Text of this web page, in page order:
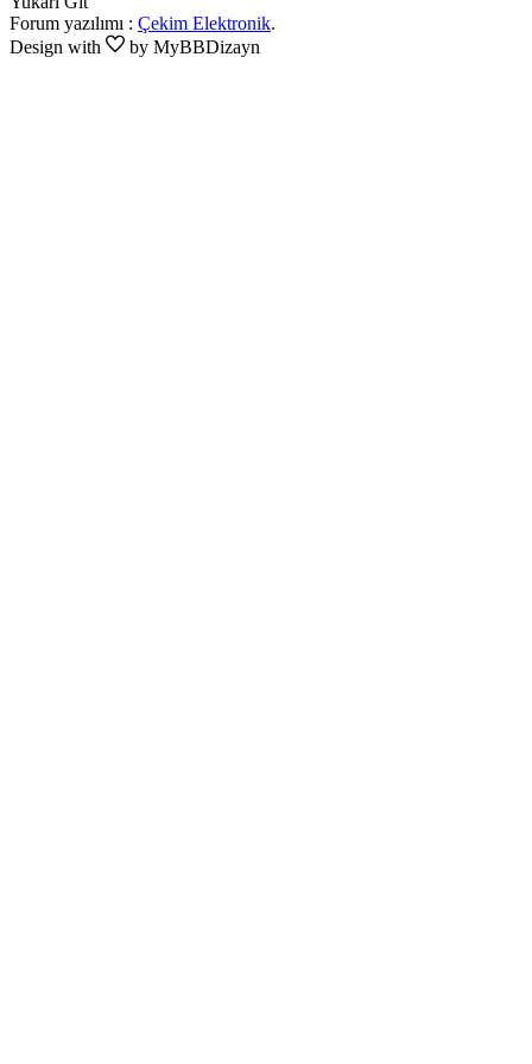
Forum yazılımı : Çekim Elektronik.
Design with
by MyBBDizayn